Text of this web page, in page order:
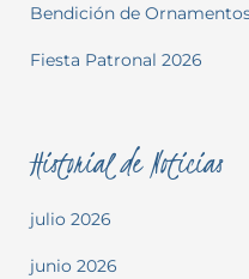
Bendición de
Fiesta Patronal 2026
Historial de Noticias
julio 2026
junio 2026